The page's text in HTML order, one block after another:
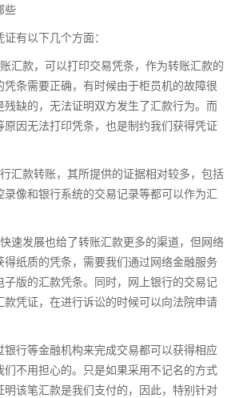
些
有以下几个方面：
汇款，可以打印交易凭条，作为转账汇款的
条需要正确，有时候由于柜员机的故障很
缺的，无法证明双方发生了汇款行为。而
因无法打印凭条，也是制约我们获得凭证
汇款转账，其所提供的证据相对较多，包括
像和银行系统的交易记录等都可以作为汇
速发展也给了转账汇款更多的渠道，但网络
得纸质的凭条，需要我们通过网络金融服务
版的汇款凭条。同时，网上银行的交易记
款凭证，在进行诉讼的时候可以向法院申请
行等金融机构来完成交易都可以获得相应
们不用担心的。只是如果采用不记名的方式
该笔汇款是我们支付的，因此，特别针对